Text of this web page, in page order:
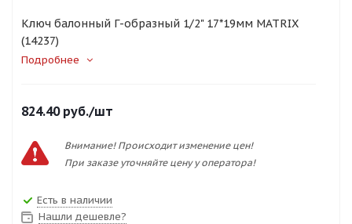
Ключ балонный Г-образный 1/2" 17*19мм MATRIX
(14237)
Подробнее
824.40руб./шт
Внимание! Происходит изменение цен!
При заказе уточняйте цену у оператора!
Есть в наличии
Нашли дешевле?